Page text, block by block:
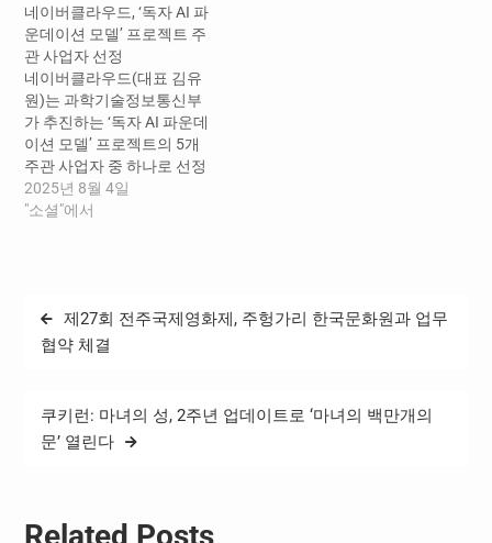
괄 상무, 일본 야마가타현 나
가이시 우치야 시게하루 시
장, NTT 동일본 야마구치 타
다유키 비즈니스 개발 본부
장, NTT e-드론 테크놀로지
타키자와 마사히로 대표이
사 네이버클라우드(대표 김
유원)는 일본 야마가타현 나
가이시, NTT 동일본,…
네이버클라우드, ‘독자 AI 파
운데이션 모델’ 프로젝트 주
관 사업자 선정
네이버클라우드(대표 김유
원)는 과학기술정보통신부
가 추진하는 ‘독자 AI 파운데
이션 모델’ 프로젝트의 5개
주관 사업자 중 하나로 선정
됐다고 밝혔다. 이번 프로젝
트에는 네이버를 비롯해 실
학·연구기관이 참여한다. 네
이버클라우드는 국내에서
자체 기술로 수행할 수 있는
‘AI 풀스택’ 역량을…
2025년 8월 4일
"소셜"에서
글
탐
제27회 전주국제영화제, 주헝가리 한국문화원과 업무
협약 체결
쿠키런: 마녀의 성, 2주년 업데이트로 ‘마녀의 백만개의
문’ 열린다
Related Posts